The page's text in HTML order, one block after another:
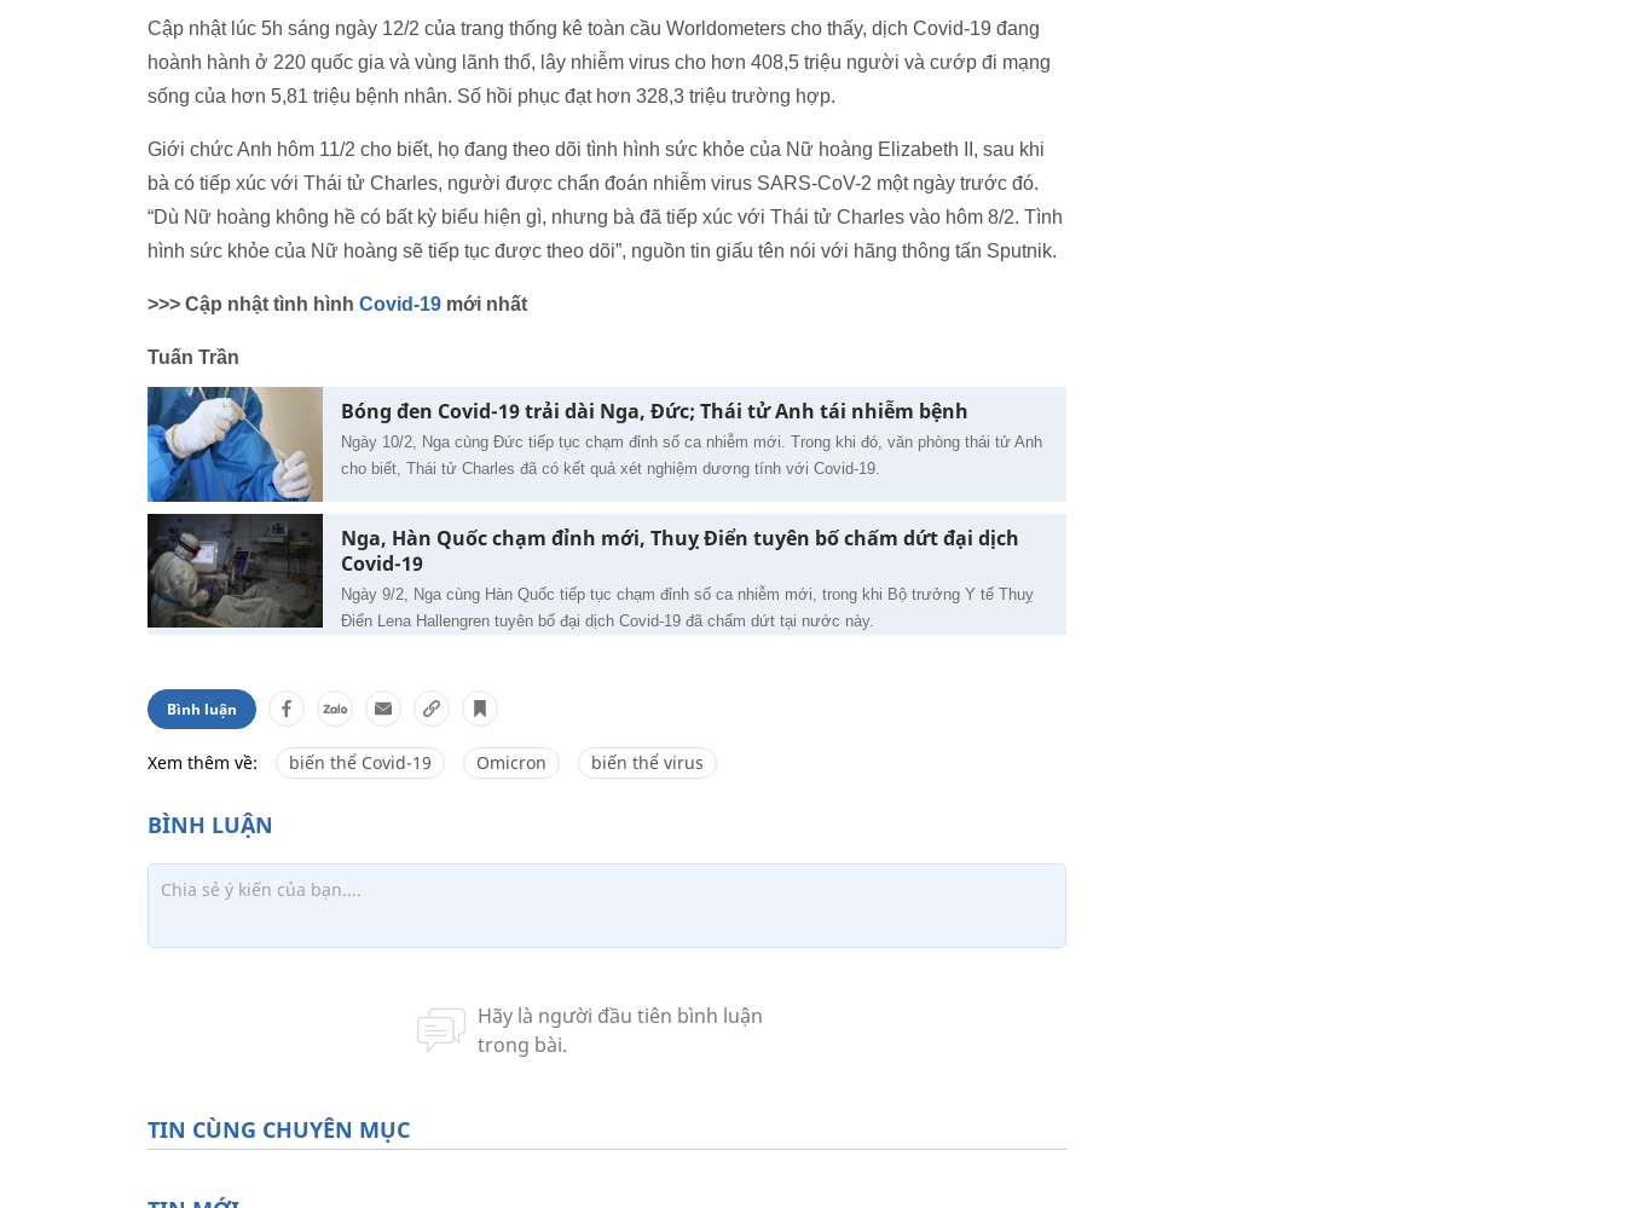
Cập nhật lúc 5h sáng ngày 12/2 của trang thống kê toàn cầu Worldometers cho thấy, dịch Covid-19 đang
hoành hành ở 220 quốc gia và vùng lãnh thổ, lây nhiễm virus cho hơn 408,5 triệu người và cướp đi mạng
sống của hơn 5,81 triệu bệnh nhân. Số hồi phục đạt hơn 328,3 triệu trường hợp.
Giới chức Anh hôm 11/2 cho biết, họ đang theo dõi tình hình sức khỏe của Nữ hoàng Elizabeth II, sau khi
bà có tiếp xúc với Thái tử Charles, người được chẩn đoán nhiễm virus SARS-CoV-2 một ngày trước đó.
“Dù Nữ hoàng không hề có bất kỳ biểu hiện gì, nhưng bà đã tiếp xúc với Thái tử Charles vào hôm 8/2. Tình
hình sức khỏe của Nữ hoàng sẽ tiếp tục được theo dõi”, nguồn tin giấu tên nói với hãng thông tấn Sputnik.
>>> Cập nhật tình hình Covid-19 mới nhất
Tuấn Trần
Bóng đen Covid-19 trải dài Nga, Đức; Thái tử Anh tái nhiễm bệnh
Ngày 10/2, Nga cùng Đức tiếp tục chạm đỉnh số ca nhiễm mới. Trong khi đó, văn phòng thái tử Anh
cho biết, Thái tử Charles đã có kết quả xét nghiệm dương tính với Covid-19.
Nga, Hàn Quốc chạm đỉnh mới, Thuỵ Điển tuyên bố chấm dứt đại dịch
Covid-19
Ngày 9/2, Nga cùng Hàn Quốc tiếp tục chạm đỉnh số ca nhiễm mới, trong khi Bộ trưởng Y tế Thuỵ
Điển Lena Hallengren tuyên bố đại dịch Covid-19 đã chấm dứt tại nước này.
Bình luận
Xem thêm về: biến thể Covid-19 Omicron biến thể virus
TIN CÙNG CHUYÊN MỤC